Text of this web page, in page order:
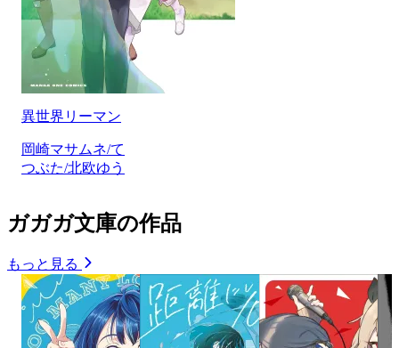
異世界リーマン
岡崎マサムネ/て
つぶた/北欧ゆう
ガガガ文庫の作品
もっと見る